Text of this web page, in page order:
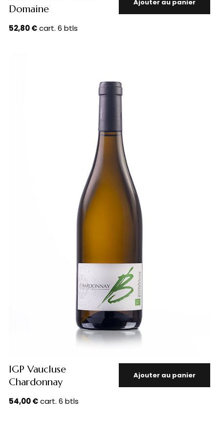
Domaine
52,80€cart. 6 btls
Ajouter au panier
IGP Vaucluse
Chardonnay
54,00€cart. 6 btls
Ajouter au panier